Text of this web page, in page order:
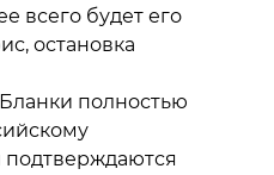
всего будет его
остановка
полностью
подтверждаются